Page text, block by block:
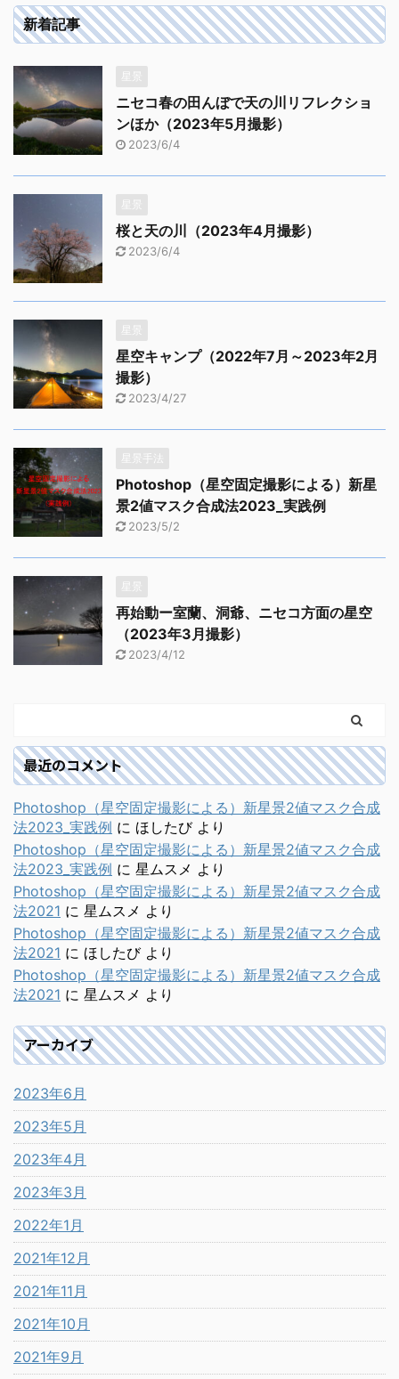
新着記事
星景
ニセコ春の田んぼで天の川リフレクショ
ンほか（2023年5月撮影）
2023/6/4
星景
桜と天の川（2023年4月撮影）
2023/6/4
星景
星空キャンプ（2022年7月～2023年2月
撮影）
2023/4/27
星景手法
Photoshop（星空固定撮影による）新星
景2値マスク合成法2023_実践例
2023/5/2
星景
再始動ー室蘭、洞爺、ニセコ方面の星空
（2023年3月撮影）
2023/4/12
最近のコメント
Photoshop（星空固定撮影による）新星景2値マスク合成
法2023_実践例 に ほしたびより
Photoshop（星空固定撮影による）新星景2値マスク合成
法2023_実践例 に 星ムスメ より
Photoshop（星空固定撮影による）新星景2値マスク合成
法2021 に 星ムスメ より
Photoshop（星空固定撮影による）新星景2値マスク合成
法2021 に ほしたびより
Photoshop（星空固定撮影による）新星景2値マスク合成
法2021 に 星ムスメ より
アーカイブ
2023年6月
2023年5月
2023年4月
2023年3月
2022年1月
2021年12月
2021年11月
2021年10月
2021年9月